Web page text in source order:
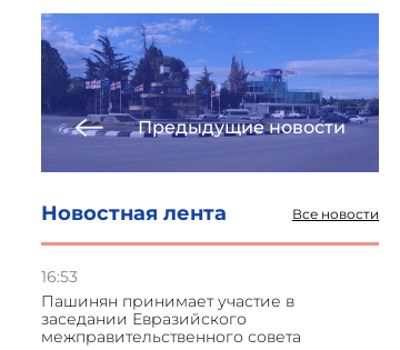
Предыдущие новости
Новостная лента Все новости
16:53
Пашинян принимает участие в
заседании Евразийского
межправительственного совета